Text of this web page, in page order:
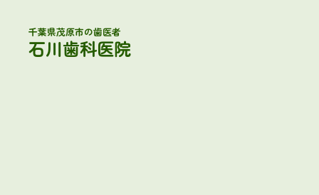
千葉県茂原市の歯医者
石川歯科医院